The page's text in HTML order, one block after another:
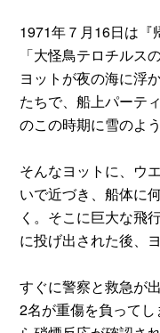
1971年７月16日は『
「大怪鳥テロチルス
ヨットが夜の海に浮
たちで、船上パーテ
のこの時期に雪のよ
そんなヨットに、ウ
いで近づき、船体に
く。そこに巨大な飛
に投げ出された後、
すぐに警察と救急が
2名が重傷を負って